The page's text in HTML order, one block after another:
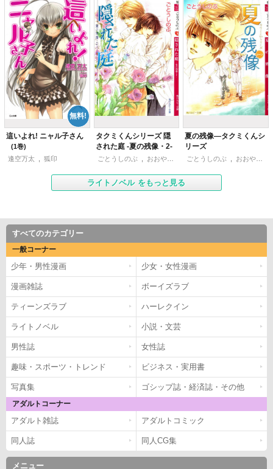
這いよれ! ニャル子さん
1
逢空万太
狐印
タクミくんシリーズ 隠
された庭 -夏の残像・2-
ごとうしのぶ おおやかずみ(おおや和美)
夏の残像―タクミくんシ
リーズ
ごとうしのぶ おおや和美
ライトノベル をもっと見る
すべてのカテゴリー
一般コーナー
少年・男性漫画 少女・女性漫画
漫画雑誌 ボーイズラブ
ティーンズラブ ハーレクイン
ライトノベル 小説・文芸
男性誌 女性誌
趣味・スポーツ・トレンド ビジネス・実用書
写真集 ゴシップ誌・経済誌・その他
アダルトコーナー
アダルト雑誌 アダルトコミック
同人誌 同人CG集
メニュー